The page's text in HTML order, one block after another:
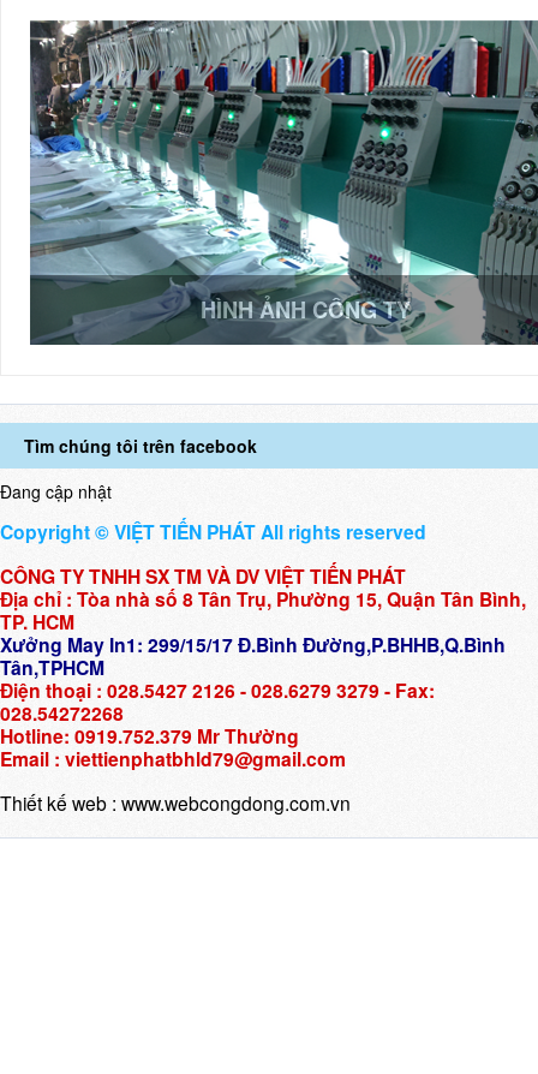
HÌNH ẢNH CÔNG TY
Tìm chúng tôi trên facebook
Đang cập nhật
Copyright © VIỆT TIẾN PHÁT All rights reserved
CÔNG TY TNHH SX TM VÀ DV VIỆT TIẾN PHÁT
Địa chỉ : Tòa nhà số 8 Tân Trụ, Phường 15, Quận Tân Bình,
TP. HCM
Xưởng May In1: 299/15/17 Đ.Bình Đường,P.BHHB,Q.Bình
Tân,TPHCM
Điện thoại : 028.5427 2126 - 028.6279 3279 - Fax:
028.54272268
Hotline: 0919.752.379 Mr Thường
Email : viettienphatbhld79@gmail.com
Thiết kế web : www.webcongdong.com.vn